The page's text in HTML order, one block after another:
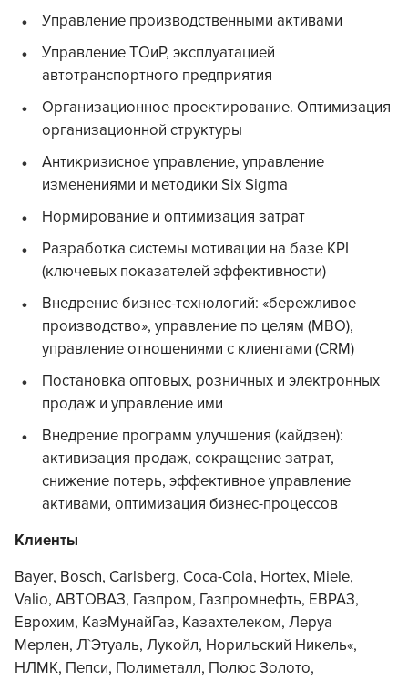
Управление производственными активами
Управление ТОиР, эксплуатацией
автотранспортного предприятия
Организационное проектирование. Оптимизация
организационной структуры
Антикризисное управление, управление
изменениями и методики Six Sigma
Нормирование и оптимизация затрат
Разработка системы мотивации на базе KPI
(ключевых показателей эффективности)
Внедрение бизнес-технологий: «бережливое
производство», управление по целям (МВО),
управление отношениями с клиентами (CRM)
Постановка оптовых, розничных и электронных
продаж и управление ими
Внедрение программ улучшения (кайдзен):
активизация продаж, сокращение затрат,
снижение потерь, эффективное управление
активами, оптимизация бизнес-процессов
Клиенты
Bayer, Bosch, Carlsberg, Coca-Cola, Hortex, Miele,
Valio, АВТОВАЗ, Газпром, Газпромнефть, ЕВРАЗ,
Еврохим, КазМунайГаз, Казахтелеком, Леруа
Мерлен, Л`Этуаль, Лукойл, Норильский Никель«,
НЛМК, Пепси, Полиметалл, Полюс Золото,